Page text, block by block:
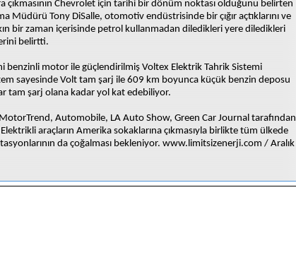
çıkmasının Chevrolet için tarihi bir dönüm noktası olduğunu belirten
Müdürü Tony DiSalle, otomotiv endüstrisinde bir çığır açtıklarını ve
bir zaman içerisinde petrol kullanmadan diledikleri yere diledikleri
belirtti.
benzinli motor ile güçlendirilmiş Voltex Elektrik Tahrik Sistemi
sayesinde Volt tam şarj ile 609 km boyunca küçük benzin deposu
tam şarj olana kadar yol kat edebiliyor.
Automobile, LA Auto Show, Green Car Journal tarafından
Elektrikli araçların Amerika sokaklarına çıkmasıyla birlikte tüm ülkede
da çoğalması bekleniyor. www.limitsizenerji.com / Aralık